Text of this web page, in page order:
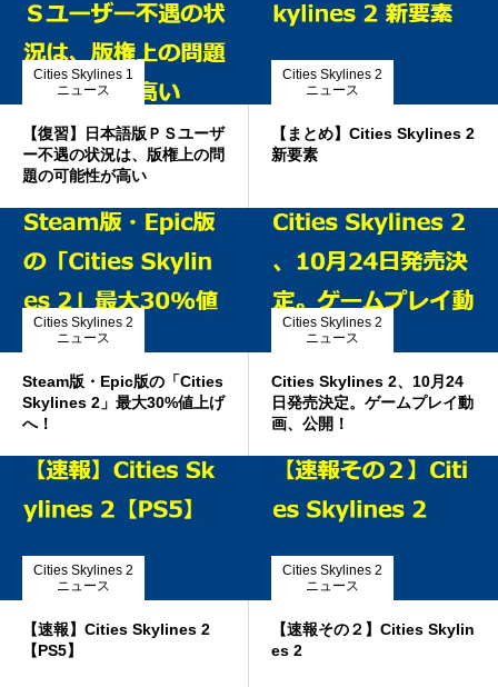
Cities Skylines 1
ニュース
【復習】日本語版ＰＳユーザ
ー不遇の状況は、版権上の問
題の可能性が高い
Cities Skylines 2
ニュース
【まとめ】Cities Skylines 2
新要素
Cities Skylines 2
ニュース
Steam版・Epic版の「Cities
Skylines 2」最大30%値上げ
へ！
Cities Skylines 2
ニュース
Cities Skylines 2、10月24
日発売決定。ゲームプレイ動
画、公開！
Cities Skylines 2
ニュース
【速報】Cities Skylines 2
【PS5】
Cities Skylines 2
ニュース
【速報その２】Cities Skylin
es 2